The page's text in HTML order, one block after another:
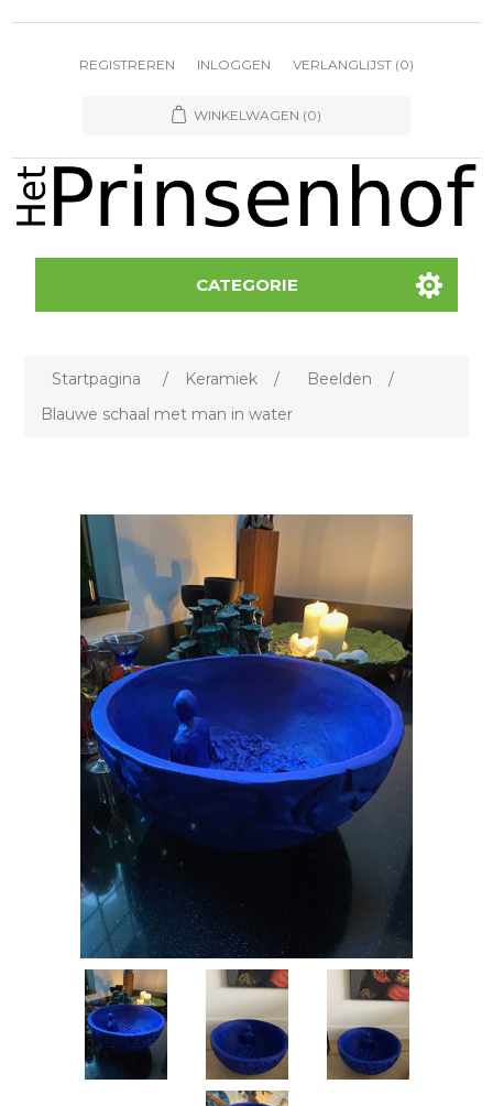
REGISTREREN INLOGGEN VERLANGLIJST (0)
WINKELWAGEN (0)
CATEGORIE
Startpagina / Keramiek / Beelden
/
Blauwe schaal met man in water